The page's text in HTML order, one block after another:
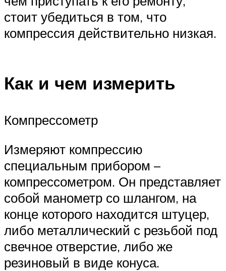
стоит убедиться в том, что
компрессия действительно низкая.
Как и чем измерить
Компрессометр
Измеряют компрессию
специальным прибором –
компрессометром. Он представляет
собой манометр со шлангом, на
конце которого находится штуцер,
либо металлический с резьбой под
свечное отверстие, либо же
резиновый в виде конуса.